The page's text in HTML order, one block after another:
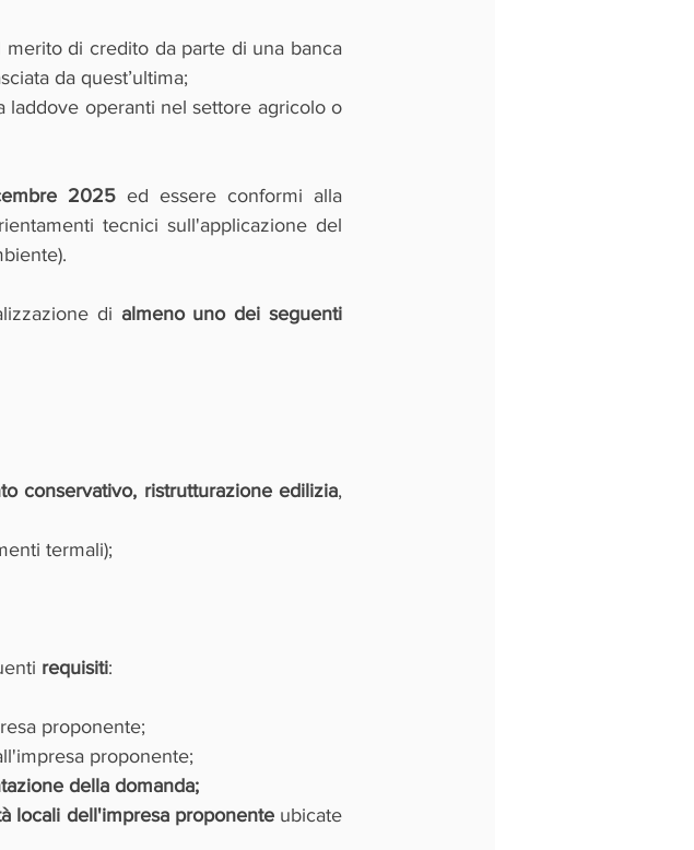
di credito da parte di una banca
da quest’ultima;
laddove operanti nel settore agricolo o
2025 ed essere conformi alla
tecnici sull'applicazione del
di almeno uno dei seguenti
conservativo, ristrutturazione edilizia,
termali);
requisiti:
proponente;
proponente;
della domanda;
locali dell'impresa proponente ubicate